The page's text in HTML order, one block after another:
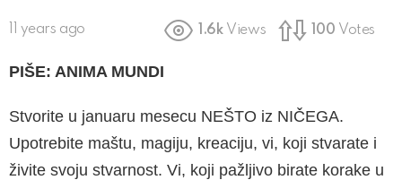
11 years ago 1.6k Views 100 Votes
PIŠE: ANIMA MUNDI
Stvorite u januaru mesecu NEŠTO iz NIČEGA.
Upotrebite maštu, magiju, kreaciju, vi, koji stvarate i
živite svoju stvarnost. Vi, koji pažljivo birate korake u